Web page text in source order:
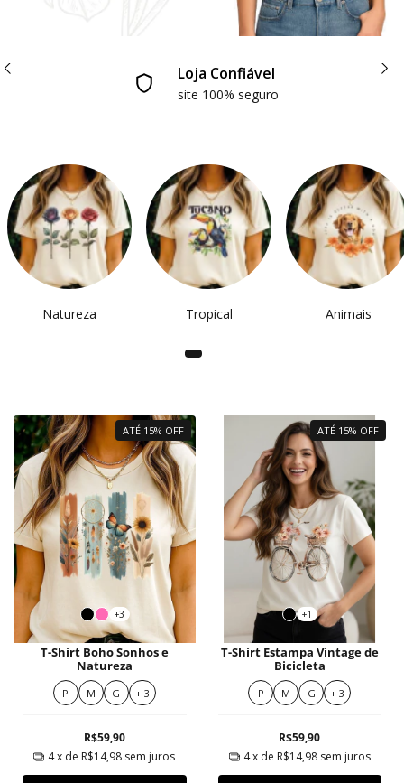
Use o Cupom GANHE5
5% OFF na Primeira Compra
Natureza Tropical Animais
ATÉ 15% OFF
+3
T-Shirt Boho Sonhos e
Natureza
P M G + 3
R$59,90
4x de R$14,98 sem juros
ATÉ 15% OFF
+1
T-Shirt Estampa Vintage de
Bicicleta
P M G + 3
R$59,90
4x de R$14,98 sem juros